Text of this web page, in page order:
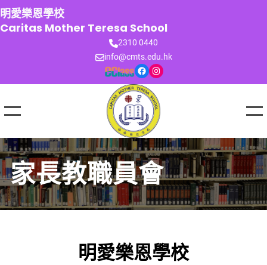
跳
至
主
明愛樂恩學校
Caritas Mother Teresa School
2310 0440
info@cmts.edu.hk
Facebook Instagram
家長教職員會
明愛樂恩學校